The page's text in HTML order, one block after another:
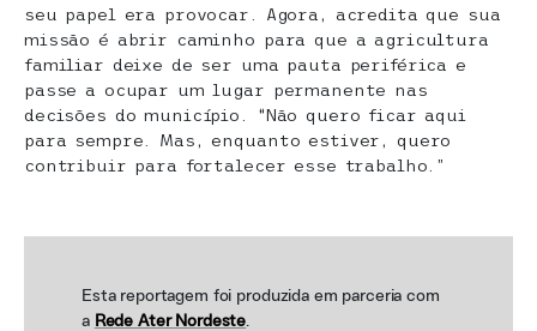
seu papel era provocar. Agora, acredita que sua
missão é abrir caminho para que a agricultura
familiar deixe de ser uma pauta periférica e
passe a ocupar um lugar permanente nas
decisões do município. “Não quero ficar aqui
para sempre. Mas, enquanto estiver, quero
contribuir para fortalecer esse trabalho.”
Esta reportagem foi produzida em parceria com
a Rede Ater Nordeste.